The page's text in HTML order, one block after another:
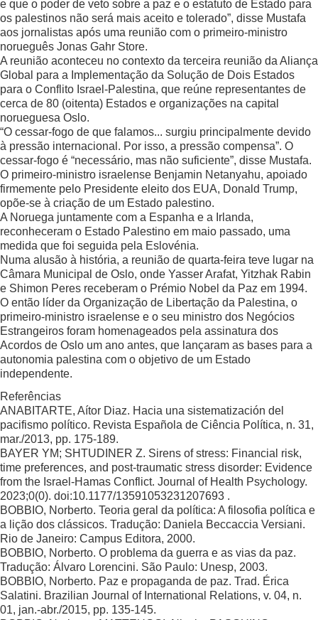
e que o poder de veto sobre a paz e o estatuto de Estado para
os palestinos não será mais aceito e tolerado”, disse Mustafa
aos jornalistas após uma reunião com o primeiro-ministro
norueguês Jonas Gahr Store.
A reunião aconteceu no contexto da terceira reunião da Aliança
Global para a Implementação da Solução de Dois Estados
para o Conflito Israel-Palestina, que reúne representantes de
cerca de 80 (oitenta) Estados e organizações na capital
norueguesa Oslo.
“O cessar-fogo de que falamos... surgiu principalmente devido
à pressão internacional. Por isso, a pressão compensa”. O
cessar-fogo é “necessário, mas não suficiente”, disse Mustafa.
O primeiro-ministro israelense Benjamin Netanyahu, apoiado
firmemente pelo Presidente eleito dos EUA, Donald Trump,
opõe-se à criação de um Estado palestino.
A Noruega juntamente com a Espanha e a Irlanda,
reconheceram o Estado Palestino em maio passado, uma
medida que foi seguida pela Eslovénia.
Numa alusão à história, a reunião de quarta-feira teve lugar na
Câmara Municipal de Oslo, onde Yasser Arafat, Yitzhak Rabin
e Shimon Peres receberam o Prémio Nobel da Paz em 1994.
O então líder da Organização de Libertação da Palestina, o
primeiro-ministro israelense e o seu ministro dos Negócios
Estrangeiros foram homenageados pela assinatura dos
Acordos de Oslo um ano antes, que lançaram as bases para a
autonomia palestina com o objetivo de um Estado
independente.
Referências
ANABITARTE, Aítor Diaz. Hacia una sistematización del
pacifismo político. Revista Española de Ciência Política, n. 31,
mar./2013, pp. 175-189.
BAYER YM; SHTUDINER Z. Sirens of stress: Financial risk,
time preferences, and post-traumatic stress disorder: Evidence
from the Israel-Hamas Conflict. Journal of Health Psychology.
2023;0(0). doi:10.1177/13591053231207693 .
BOBBIO, Norberto. Teoria geral da política: A filosofia política e
a lição dos clássicos. Tradução: Daniela Beccaccia Versiani.
Rio de Janeiro: Campus Editora, 2000.
BOBBIO, Norberto. O problema da guerra e as vias da paz.
Tradução: Álvaro Lorencini. São Paulo: Unesp, 2003.
BOBBIO, Norberto. Paz e propaganda de paz. Trad. Érica
Salatini. Brazilian Journal of International Relations, v. 04, n.
01, jan.-abr./2015, pp. 135-145.